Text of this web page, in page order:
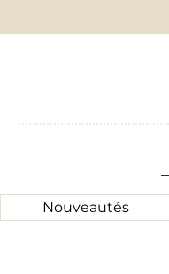
Nouveautés